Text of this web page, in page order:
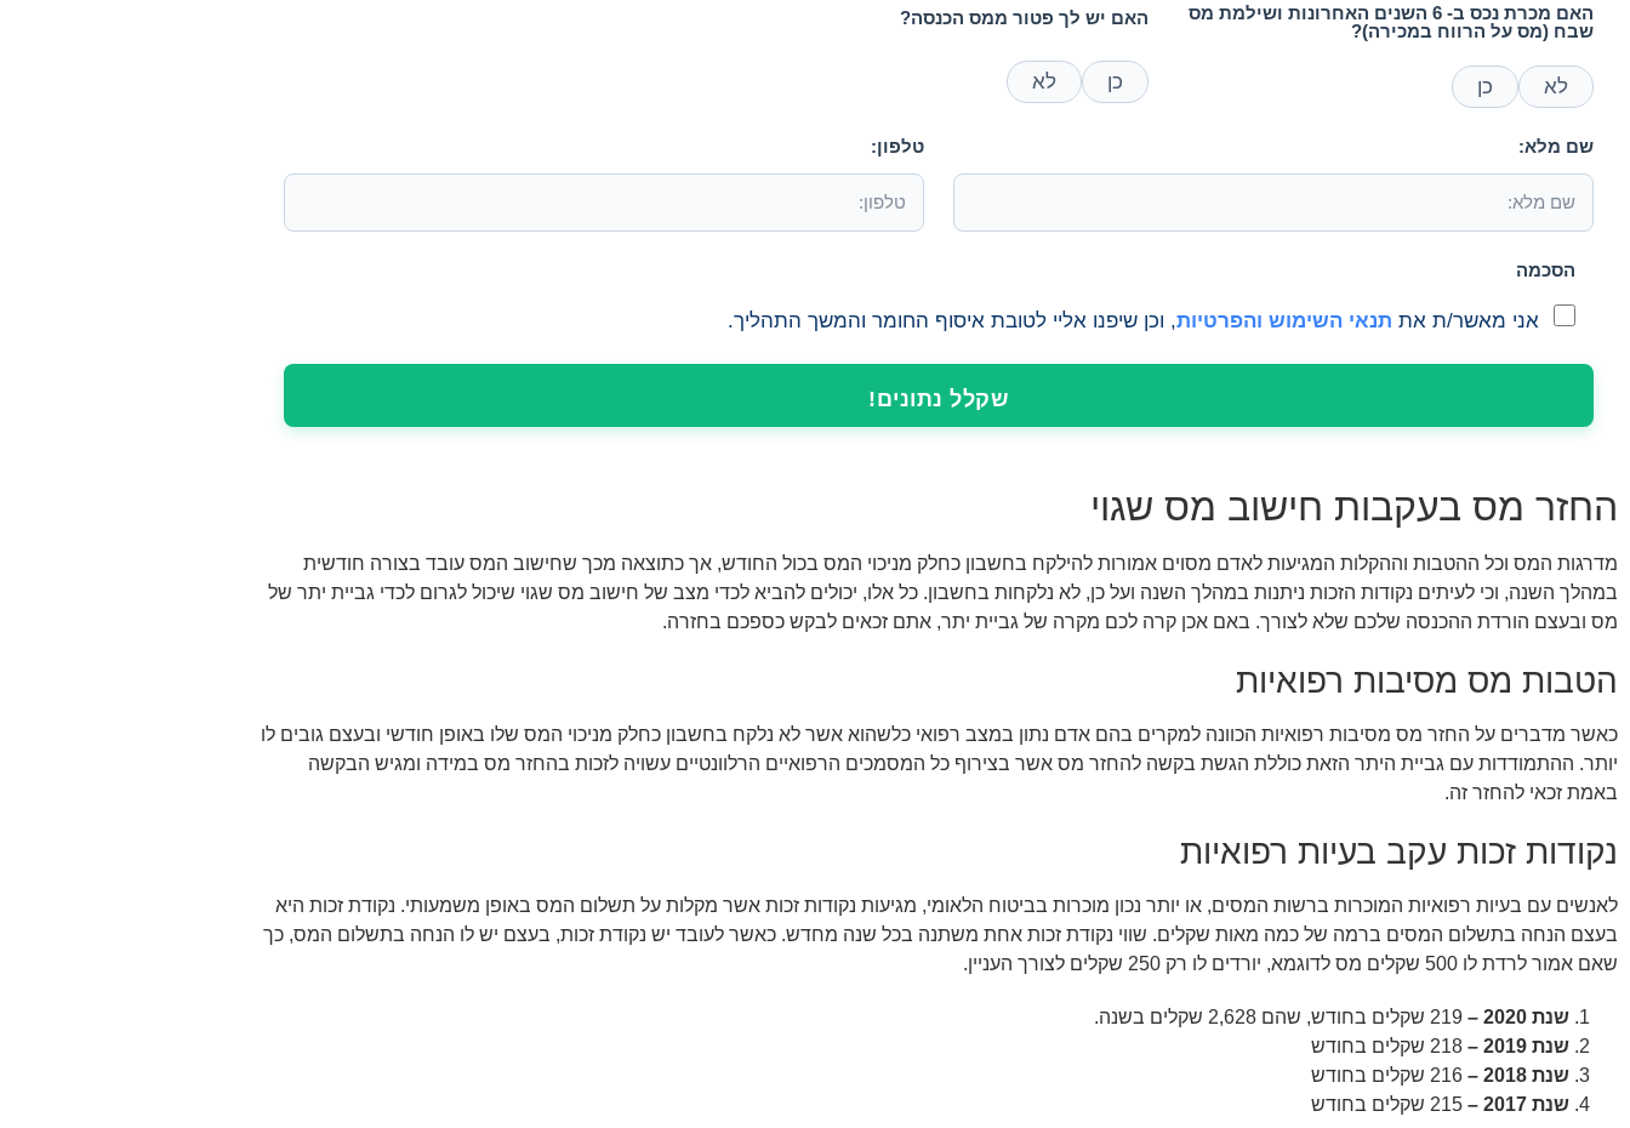
האם מכרת נכס ב- 6 השנים האחרונות ושילמת מס
שבח (מס על הרווח במכירה)?
לא כן
האם יש לך פטור ממס הכנסה?
כן לא
שם מלא: טלפון:
הסכמה
אני מאשר/ת את תנאי השימוש והפרטיות, וכן שיפנו אליי לטובת איסוף החומר והמשך התהליך.
שקלל נתונים!
החזר מס בעקבות חישוב מס שגוי
מדרגות המס וכל ההטבות וההקלות המגיעות לאדם מסוים אמורות להילקח בחשבון כחלק מניכוי המס בכול החודש, אך כתוצאה מכך שחישוב המס עובד בצורה חודשית
במהלך השנה, וכי לעיתים נקודות הזכות ניתנות במהלך השנה ועל כן, לא נלקחות בחשבון. כל אלו, יכולים להביא לכדי מצב של חישוב מס שגוי שיכול לגרום לכדי גביית יתר של
מס ובעצם הורדת ההכנסה שלכם שלא לצורך. באם אכן קרה לכם מקרה של גביית יתר, אתם זכאים לבקש כספכם בחזרה.
הטבות מס מסיבות רפואיות
כאשר מדברים על החזר מס מסיבות רפואיות הכוונה למקרים בהם אדם נתון במצב רפואי כלשהוא אשר לא נלקח בחשבון כחלק מניכוי המס שלו באופן חודשי ובעצם גובים לו
יותר. ההתמודדות עם גביית היתר הזאת כוללת הגשת בקשה להחזר מס אשר בצירוף כל המסמכים הרפואיים הרלוונטיים עשויה לזכות בהחזר מס במידה ומגיש הבקשה
באמת זכאי להחזר זה.
נקודות זכות עקב בעיות רפואיות
לאנשים עם בעיות רפואיות המוכרות ברשות המסים, או יותר נכון מוכרות בביטוח הלאומי, מגיעות נקודות זכות אשר מקלות על תשלום המס באופן משמעותי. נקודת זכות היא
בעצם הנחה בתשלום המסים ברמה של כמה מאות שקלים. שווי נקודת זכות אחת משתנה בכל שנה מחדש. כאשר לעובד יש נקודת זכות, בעצם יש לו הנחה בתשלום המס, כך
שאם אמור לרדת לו 500 שקלים מס לדוגמא, יורדים לו רק 250 שקלים לצורך העניין.
שנת 2020 –
219 שקלים בחודש, שהם 2,628 שקלים בשנה.
שנת 2019 –
218 שקלים בחודש
שנת 2018 –
216 שקלים בחודש
שנת 2017 –
215 שקלים בחודש